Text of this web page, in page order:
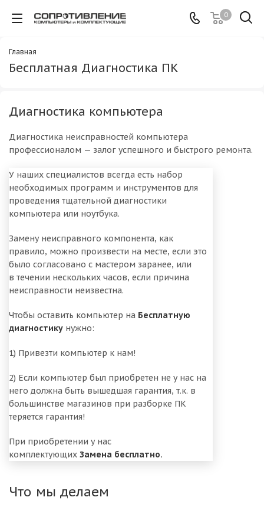
0
Главная
Бесплатная Диагностика ПК
Диагностика компьютера
Диагностика неисправностей компьютера
профессионалом — залог успешного и быстрого ремонта.
У наших специалистов всегда есть набор
необходимых программ и инструментов для
проведения тщательной диагностики
компьютера или ноутбука.
Замену неисправного компонента, как
правило, можно произвести на месте, если это
было согласовано с мастером заранее, или
в течении нескольких часов, если причина
неисправности неизвестна.
Чтобы оставить компьютер на Бесплатную
диагностику нужно:
1) Привезти компьютер к нам!
2) Если компьютер был приобретен не у нас на
него должна быть вышедшая гарантия, т.к. в
большинстве магазинов при разборке ПК
теряется гарантия!
При приобретении у нас
комплектующих Замена бесплатно.
Что мы делаем